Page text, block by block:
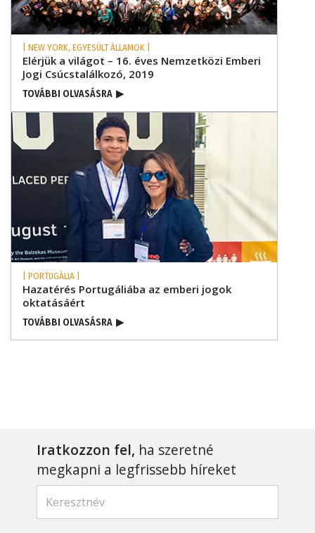
| NEW YORK, EGYESÜLT ÁLLAMOK |
Elérjük a világot – 16. éves Nemzetközi Emberi
Jogi Csúcstalálkozó, 2019
TOVÁBBI OLVASÁSRA ▶
| PORTUGÁLIA |
Hazatérés Portugáliába az emberi jogok
oktatásáért
TOVÁBBI OLVASÁSRA ▶
Iratkozzon fel, ha szeretné
megkapni a legfrissebb híreket